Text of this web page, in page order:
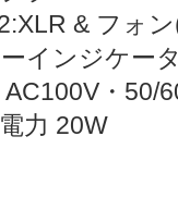
& フォ
インジケー
AC100V・50/
力 20W